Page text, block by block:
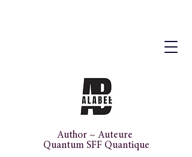
Author ~ Auteure
Quantum SFF Quantique